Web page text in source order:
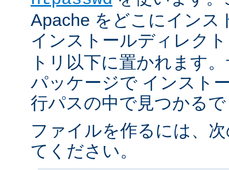
Apache をどこにインス
インストールディレク
トリ以下に置かれます
パッケージで インスト
行パスの中で見つかる
ファイルを作るには、
てください。